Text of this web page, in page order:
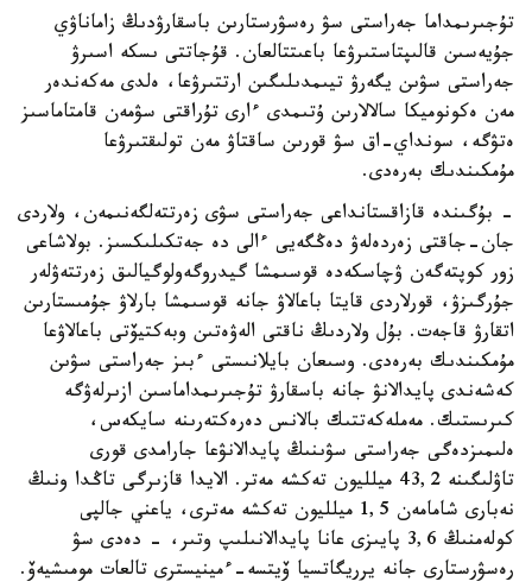
تۇجىرىمداما جەراستى سۋ رەسۋرستارىن باسقارۋدىڭ زاماناۋي
جۇيەسىن قالىپتاستىرۋعا باعىتتالعان. قۇجاتتى ىسكە اسىرۋ
جەراستى سۋىن يگەرۋ تيىمدىلىگىن ارتتىرۋعا، ەلدى مەكەندەر
مەن ەكونوميكا سالالارىن ۇتىمدى ءارى تۇراقتى سۋمەن قامتاماسىز
ەتۋگە، سونداي-اق سۋ قورىن ساقتاۋ مەن تولىقتىرۋعا
مۇمكىندىك بەرەدى.
- بۇگىندە قازاقستانداعى جەراستى سۋى زەرتتەلگەنىمەن، ولاردى
جان-جاقتى زەردەلەۋ دەڭگەيى ءالى دە جەتكىلىكسىز. بولاشاعى
زور كوپتەگەن ۋچاسكەدە قوسىمشا گيدروگەولوگيالىق زەرتتەۋلەر
جۇرگىزۋ، قورلاردى قايتا باعالاۋ جانە قوسىمشا بارلاۋ جۇمىستارىن
اتقارۋ قاجەت. بۇل ولاردىڭ ناقتى الەۋەتىن وبەكتيۆتى باعالاۋعا
مۇمكىندىك بەرەدى. وسىعان بايلانىستى ءبىز جەراستى سۋىن
كەشەندى پايدالانۋ جانە باسقارۋ تۇجىرىمداماسىن ازىرلەۋگە
كىرىستىك. مەملەكەتتىك بالانس دەرەكتەرىنە سايكەس،
ەلىمىزدەگى جەراستى سۋىنىڭ پايدالانۋعا جارامدى قورى
تاۋلىگىنە 43,2 ميلليون تەكشە مەتر. الايدا قازىرگى تاڭدا ونىڭ
نەبارى شامامەن 1,5 ميلليون تەكشە مەترى، ياعني جالپى
كولەمنىڭ 3,6 پايىزى عانا پايدالانىلىپ وتىر، - دەدى سۋ
رەسۋرستارى جانە يرريگاتسيا ۆيتسە-ءمينيسترى تالعات مومىشيەۆ.